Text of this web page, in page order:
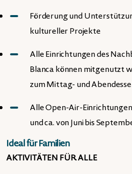
Förderung und
kultureller Projekte
Alle Einrichtungen des
Blanca können mitgenutzt
zum Mittag- und
Alle Open-Air-
und ca. von Juni bis
Ideal für Familien
AKTIVITÄTEN FÜR ALLE